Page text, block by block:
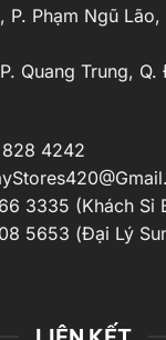
Phạm Ngũ Lão,
Quang Trung,
4242
3335 (Khách Sỉ
5653 (Đại Lý